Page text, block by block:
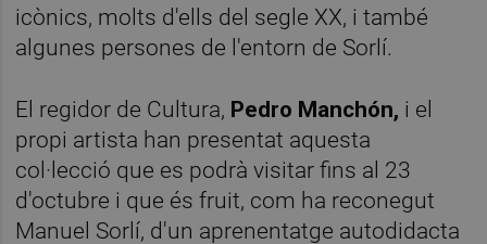
icònics, molts d'ells del segle XX, i també
algunes persones de l'entorn de Sorlí.
El regidor de Cultura, Pedro Manchón, i el
propi artista han presentat aquesta
col·lecció que es podrà visitar fins al 23
d'octubre i que és fruit, com ha reconegut
Manuel Sorlí, d'un aprenentatge autodidacta